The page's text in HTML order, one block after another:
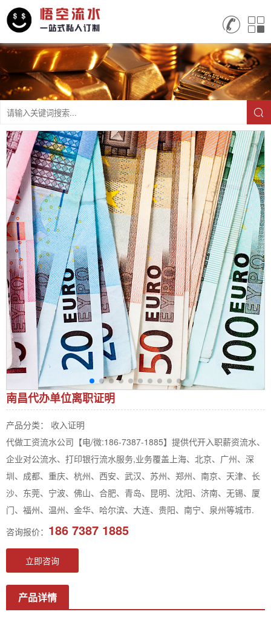
南昌代办单位离职证明
产品分类： 收入证明
代做工资流水公司【电/微:186-7387-1885】提供代开入职薪资流水、
企业对公流水、打印银行流水服务,业务覆盖上海、北京、广州、深
圳、成都、重庆、杭州、西安、武汉、苏州、郑州、南京、天津、长
沙、东莞、宁波、佛山、合肥、青岛、昆明、沈阳、济南、无锡、厦
门、福州、温州、金华、哈尔滨、大连、贵阳、南宁、泉州等城市.
咨询报价： 186 7387 1885
立即咨询
产品详情